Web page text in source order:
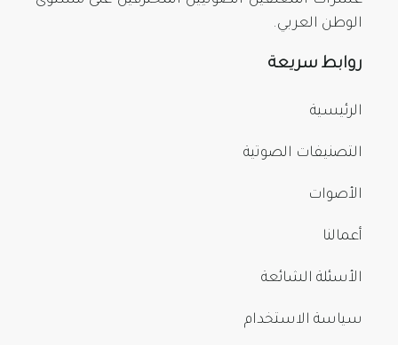
الوطن العربي.
روابط سريعة
الرئيسية
التصنيفات الصوتية
الأصوات
أعمالنا
الأسئلة الشائعة
سياسة الاستخدام